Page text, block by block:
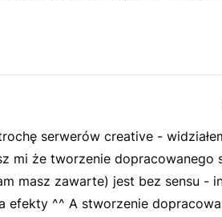
serwerów creative -
mi że tworzenie dopracowanego
masz zawarte) jest bez sensu -
efekty ^^ A stworzenie